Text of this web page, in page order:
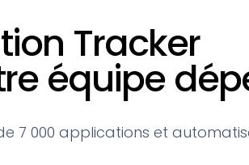
Tracker
équipe
7 000 applications et